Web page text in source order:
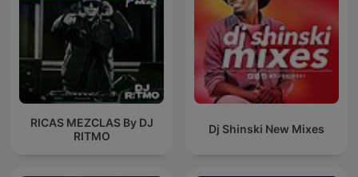
RICAS MEZCLAS By DJ
RITMO
Dj Shinski New Mixes